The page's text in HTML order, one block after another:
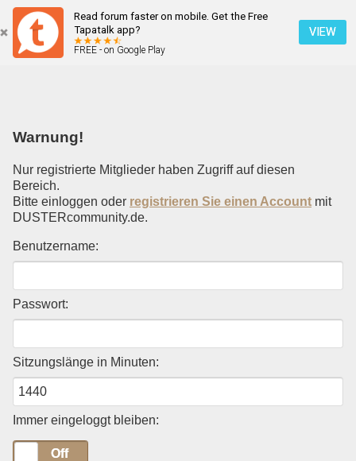
Read forum faster on mobile. Get the Free
Tapatalk app?
FREE - on Google Play
VIEW
Einloggen
Warnung!
Nur registrierte Mitglieder haben Zugriff auf diesen
Bereich.
Bitte einloggen oder registrieren Sie einen Account mit
DUSTERcommunity.de.
Benutzername:
Passwort:
Sitzungslänge in Minuten:
Immer eingeloggt bleiben:
Off